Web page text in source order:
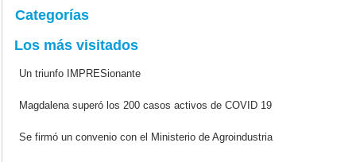
Categorías
Los más visitados
Un triunfo IMPRESionante
Magdalena superó los 200 casos activos de COVID 19
Se firmó un convenio con el Ministerio de Agroindustria